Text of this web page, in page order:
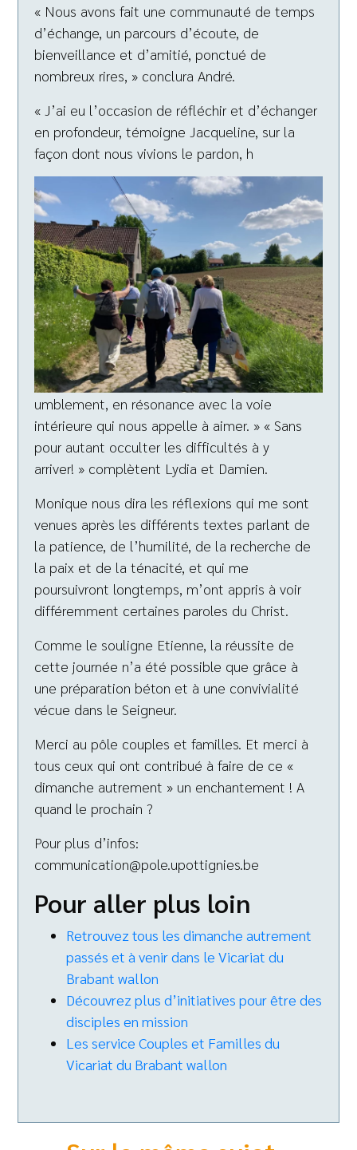
« Nous avons fait une communauté de temps
d’échange, un parcours d’écoute, de
bienveillance et d’amitié, ponctué de
nombreux rires, » conclura André.
« J’ai eu l’occasion de réfléchir et d’échanger
en profondeur, témoigne Jacqueline, sur la
façon dont nous vivions le pardon, h
umblement, en résonance avec la voie
intérieure qui nous appelle à aimer. » « Sans
pour autant occulter les difficultés à y
arriver! » complètent Lydia et Damien.
Monique nous dira les réflexions qui me sont
venues après les différents textes parlant de
la patience, de l’humilité, de la recherche de
la paix et de la ténacité, et qui me
poursuivront longtemps, m’ont appris à voir
différemment certaines paroles du Christ.
Comme le souligne Etienne, la réussite de
cette journée n’a été possible que grâce à
une préparation béton et à une convivialité
vécue dans le Seigneur.
Merci au pôle couples et familles. Et merci à
tous ceux qui ont contribué à faire de ce «
dimanche autrement » un enchantement ! A
quand le prochain ?
Pour plus d’infos:
communication@pole.upottignies.be
Pour aller plus loin
Retrouvez tous les dimanche autrement
passés et à venir dans le Vicariat du
Brabant wallon
Découvrez plus d’initiatives pour être des
disciples en mission
Les service Couples et Familles du
Vicariat du Brabant wallon